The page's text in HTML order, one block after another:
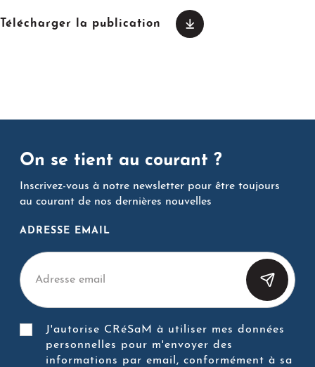
Télécharger la publication
On se tient au courant ?
Inscrivez-vous à notre newsletter pour être toujours
au courant de nos dernières nouvelles
ADRESSE EMAIL
J'autorise CRéSaM à utiliser mes données
personnelles pour m'envoyer des
informations par email, conformément à sa